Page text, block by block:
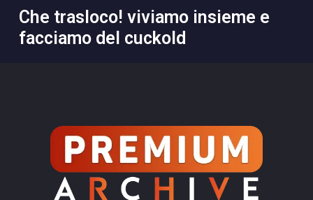
che trasloco! viviamo insieme e
facciamo del cuckold